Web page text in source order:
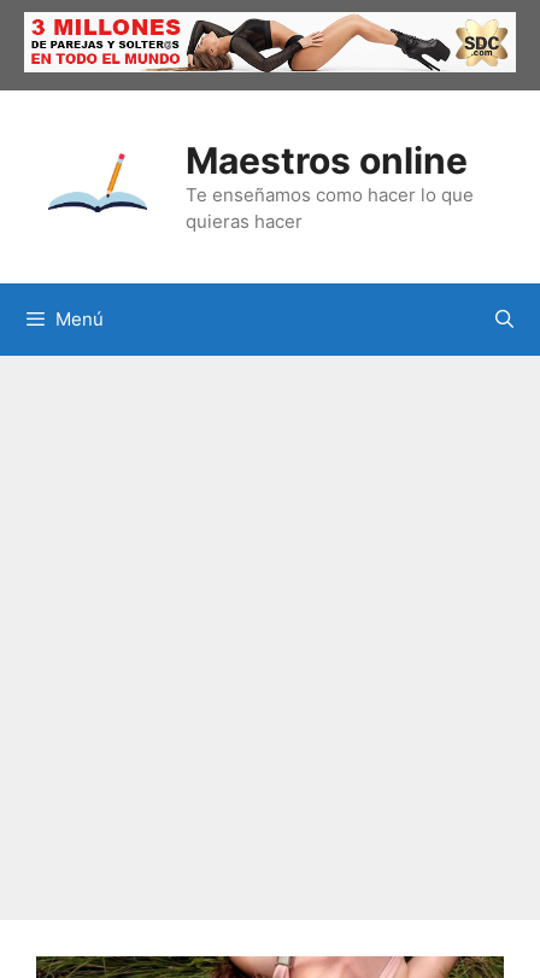
Saltar
contenido
Maestros online
Te enseñamos como hacer lo que
quieras hacer
Menú